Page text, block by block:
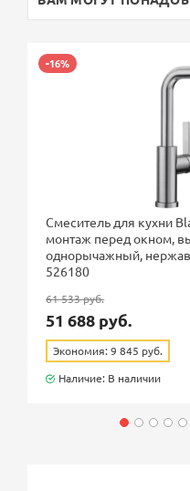
-16%
Смеситель для кухни
монтаж перед окном,
однорычажный,
526180
61 533 руб.
51 688 руб.
Экономия: 9 845 руб.
Наличие: В наличии